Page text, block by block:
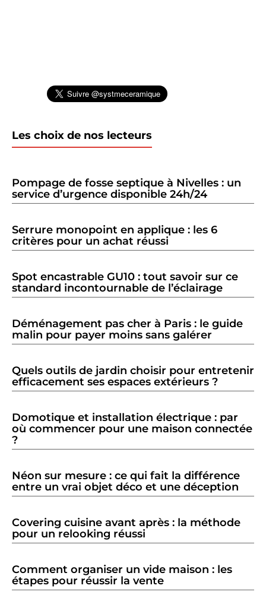
Les choix de nos lecteurs
Pompage de fosse septique à Nivelles : un
service d’urgence disponible 24h/24
Serrure monopoint en applique : les 6
critères pour un achat réussi
Spot encastrable GU10 : tout savoir sur ce
standard incontournable de l’éclairage
Déménagement pas cher à Paris : le guide
malin pour payer moins sans galérer
Quels outils de jardin choisir pour entretenir
efficacement ses espaces extérieurs ?
Domotique et installation électrique : par
où commencer pour une maison connectée
?
Néon sur mesure : ce qui fait la différence
entre un vrai objet déco et une déception
Covering cuisine avant après : la méthode
pour un relooking réussi
Comment organiser un vide maison : les
étapes pour réussir la vente